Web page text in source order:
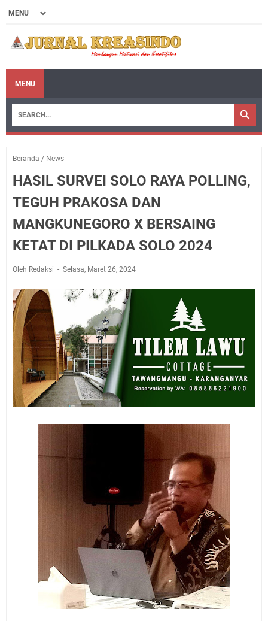
MENU
Beranda / News
HASIL SURVEI SOLO RAYA POLLING,
TEGUH PRAKOSA DAN
MANGKUNEGORO X BERSAING
KETAT DI PILKADA SOLO 2024
Oleh Redaksi Selasa, Maret 26, 2024